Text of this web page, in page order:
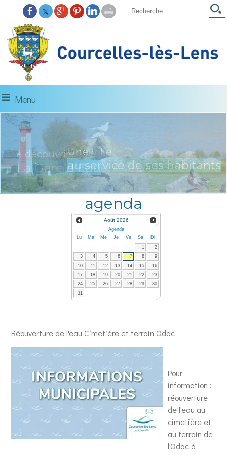
Menu
à découvrir...
La Gare d'Eau
Une ville
au service de ses habitants
agenda
Août 2026
Agenda
Lu
Ma Me Je Ve Sa
Di
1
2
3
4 5 6 7 8
9
10
11 12 13 14 15
16
17
18 19 20 21 22
23
24
25 26 27 28 29
30
31
Réouverture de l'eau Cimetière et terrain Odac
Pour
information :
réouverture
de l'eau au
cimetière et
au terrain de
l'Odac à